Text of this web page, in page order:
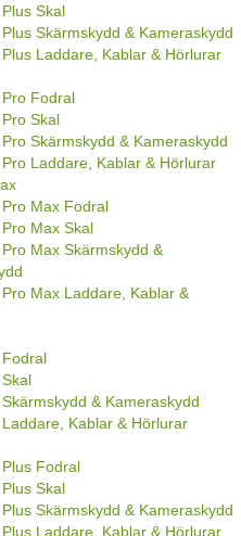
Skal
Skärmskydd & Kameraskydd
Laddare, Kablar & Hörlurar
Fodral
Skal
Skärmskydd & Kameraskydd
Laddare, Kablar & Hörlurar
Max Fodral
Max Skal
Max Skärmskydd &
Max Laddare, Kablar &
& Kameraskydd
Kablar & Hörlurar
Fodral
Skal
Skärmskydd & Kameraskydd
Laddare, Kablar & Hörlurar